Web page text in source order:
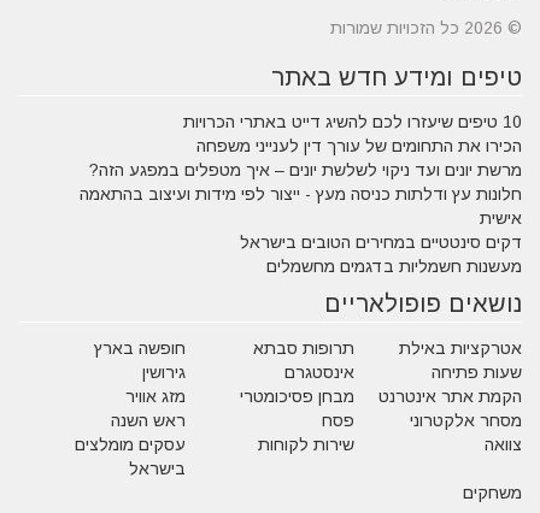
© 2026 כל הזכויות שמורות
טיפים ומידע חדש באתר
10 טיפים שיעזרו לכם להשיג דייט באתרי הכרויות
הכירו את התחומים של עורך דין לענייני משפחה
מרשת יונים ועד ניקוי לשלשת יונים – איך מטפלים במפגע הזה?
חלונות עץ ודלתות כניסה מעץ - ייצור לפי מידות ועיצוב בהתאמה
אישית
דקים סינטטיים במחירים הטובים בישראל
מעשנות חשמליות בדגמים מחשמלים
נושאים פופולאריים
אטרקציות באילת תרופות סבתא
חופשה בארץ
שעות פתיחה
אינסטגרם
גירושין
הקמת אתר אינטרנט
מבחן פסיכומטרי
מזג אוויר
מסחר אלקטרוני
פסח
ראש השנה
צוואה
שירות לקוחות
עסקים מומלצים
בישראל
משחקים